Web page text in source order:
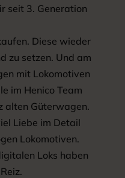
seit 3. Generation
Diese wieder
zu setzen. Und am
mit Lokomotiven
im Henico Team
alten Güterwagen.
Liebe im Detail
Lokomotiven.
Loks haben